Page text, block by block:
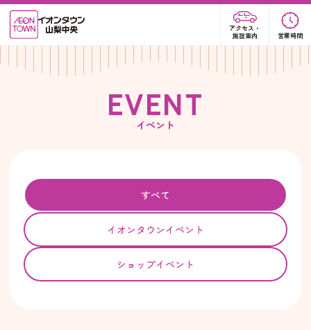
アクセス・
施設案内
営業時間
EVENT
イベント
すべて
イオンタウンイベント
ショップイベント